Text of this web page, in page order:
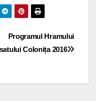
Programul Hramului
satului Colonița 2016